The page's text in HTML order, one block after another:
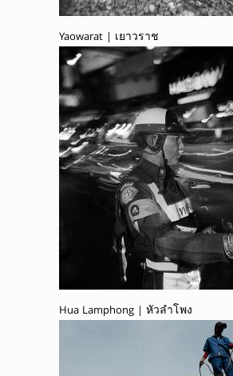
Yaowarat | เยาวราช
Hua Lamphong | หัวลำโพง